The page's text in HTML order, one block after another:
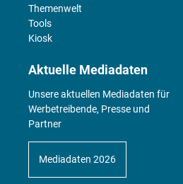
Themenwelt
Tools
Kiosk
Aktuelle Mediadaten
Unsere aktuellen Mediadaten für
Werbetreibende, Presse und
Partner
Mediadaten 2026